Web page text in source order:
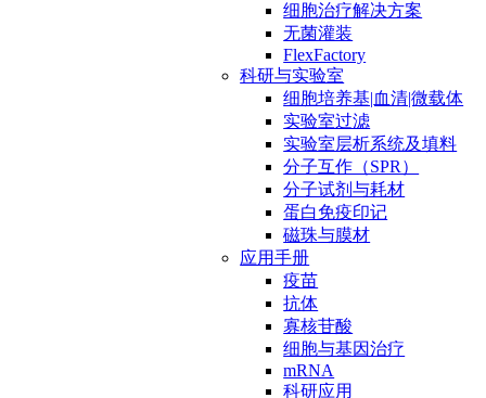
细胞治疗解决方案
无菌灌装
FlexFactory
科研与实验室
细胞培养基|血清|微载体
实验室过滤
实验室层析系统及填料
分子互作（SPR）
分子试剂与耗材
蛋白免疫印记
磁珠与膜材
应用手册
疫苗
抗体
寡核苷酸
细胞与基因治疗
mRNA
科研应用